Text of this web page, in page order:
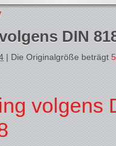
DIN
| Die Originalgröße beträgt
volgens